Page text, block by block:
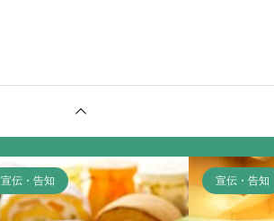
宣伝・告知 宣伝・告知